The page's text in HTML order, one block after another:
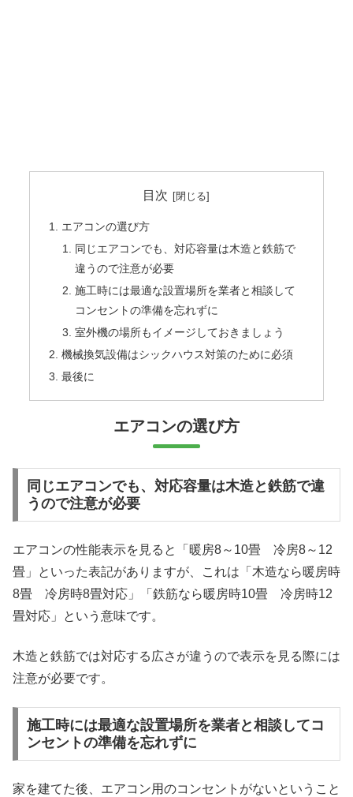
目次
エアコンの選び方
同じエアコンでも、対応容量は木造と鉄筋で
違うので注意が必要
施工時には最適な設置場所を業者と相談して
コンセントの準備を忘れずに
室外機の場所もイメージしておきましょう
機械換気設備はシックハウス対策のために必須
最後に
エアコンの選び方
同じエアコンでも、対応容量は木造と鉄筋で違
うので注意が必要
エアコンの性能表示を見ると「暖房8～10畳 冷房8～12
畳」といった表記がありますが、これは「木造なら暖房時
8畳 冷房時8畳対応」「鉄筋なら暖房時10畳 冷房時12
畳対応」という意味です。
木造と鉄筋では対応する広さが違うので表示を見る際には
注意が必要です。
施工時には最適な設置場所を業者と相談してコ
ンセントの準備を忘れずに
家を建てた後、エアコン用のコンセントがないということ